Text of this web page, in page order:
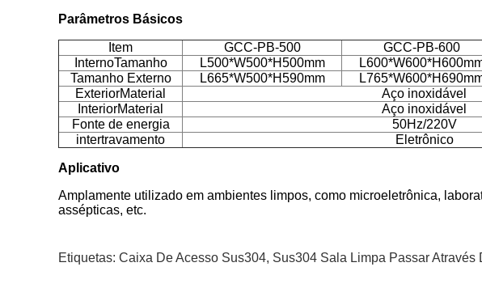
Parâmetros Básicos
Item GCC-PB-500 GCC-PB-600
InternoTamanho L500*W500*H500mm
Tamanho Externo
L665*W500*H590mm
ExteriorMaterial
Aço inoxidável
InteriorMaterial
Aço inoxidável
Fonte de energia
50Hz/220V
intertravamento
Eletrônico
Aplicativo
Amplamente utilizado em ambientes limpos, como microeletrônica,
assépticas, etc.
Etiquetas: Caixa De Acesso Sus304, Sus304 Sala Limpa Passar Através